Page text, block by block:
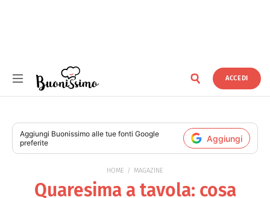
ACCEDI
Aggiungi Buonissimo alle tue fonti Google
preferite
Aggiungi
HOME MAGAZINE
Quaresima a tavola: cosa